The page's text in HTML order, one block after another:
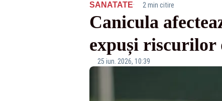
SANATATE· 2 min citire
Canicula
expuși riscurilor
25 iun. 2026, 10:39